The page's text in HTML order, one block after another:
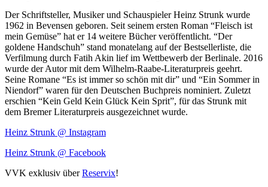
Der Schriftsteller, Musiker und Schauspieler Heinz Strunk wurde
1962 in Bevensen geboren. Seit seinem ersten Roman “Fleisch ist
mein Gemüse” hat er 14 weitere Bücher veröffentlicht. “Der
goldene Handschuh” stand monatelang auf der Bestsellerliste, die
Verfilmung durch Fatih Akin lief im Wettbewerb der Berlinale. 2016
wurde der Autor mit dem Wilhelm-Raabe-Literaturpreis geehrt.
Seine Romane “Es ist immer so schön mit dir” und “Ein Sommer in
Niendorf” waren für den Deutschen Buchpreis nominiert. Zuletzt
erschien “Kein Geld Kein Glück Kein Sprit”, für das Strunk mit
dem Bremer Literaturpreis ausgezeichnet wurde.
Heinz Strunk @ Instagram
Heinz Strunk @ Facebook
VVK exklusiv überReservix!